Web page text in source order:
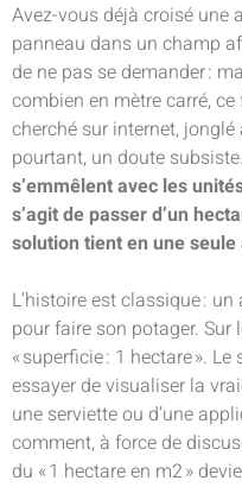
Avez-vous déjà croisé une
panneau dans un champ
de ne pas se demander :
combien en mètre carré,
cherché sur internet,
pourtant, un doute
s’emmêlent avec les
s’agit de passer d’un
solution tient en une
L’histoire est classique :
pour faire son potager. Sur
« superficie : 1 hectare ».
essayer de visualiser la
une serviette ou d’une
comment, à force de
du « 1 hectare en m2 »